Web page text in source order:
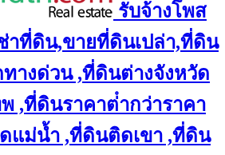
รับจ้างโพส
าที่ดิน,ขายที่ดินเปล่า,ที่ดิน
างด่วน ,ที่ดินต่างจังหวัด
,ที่ดินราคาต่ํากว่าราคา
แม่น้ำ ,ที่ดินติดเขา ,ที่ดิน